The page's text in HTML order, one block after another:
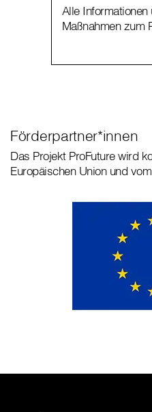
Alle
Maßnahmen zum
Förderpartner*innen
Das Projekt ProFuture wird
Europäischen Union und